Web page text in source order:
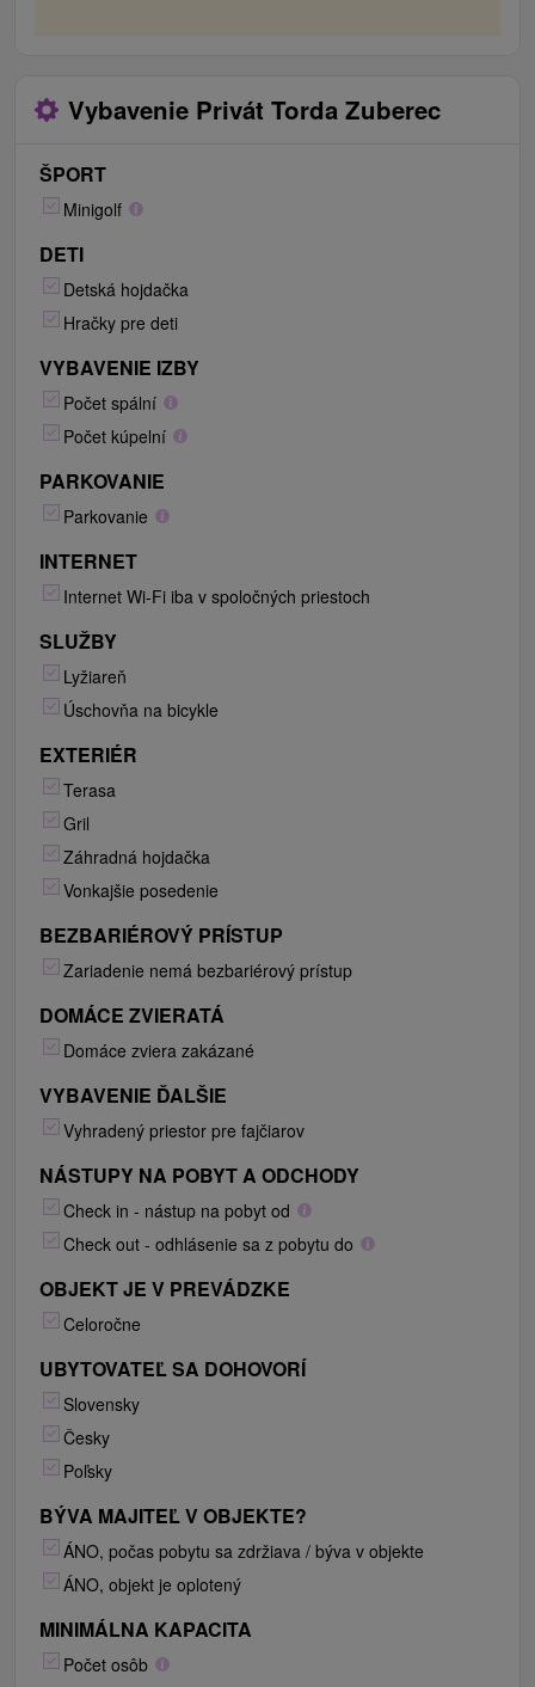
Vybavenie Privát Torda Zuberec
ŠPORT
Minigolf
DETI
Detská hojdačka
Hračky pre deti
VYBAVENIE IZBY
Počet spální
Počet kúpelní
PARKOVANIE
Parkovanie
INTERNET
Internet Wi-Fi iba v spoločných priestoch
SLUŽBY
Lyžiareň
Úschovňa na bicykle
EXTERIÉR
Terasa
Gril
Záhradná hojdačka
Vonkajšie posedenie
BEZBARIÉROVÝ PRÍSTUP
Zariadenie nemá bezbariérový prístup
DOMÁCE ZVIERATÁ
Domáce zviera zakázané
VYBAVENIE ĎALŠIE
Vyhradený priestor pre fajčiarov
NÁSTUPY NA POBYT A ODCHODY
Check in - nástup na pobyt od
Check out - odhlásenie sa z pobytu do
OBJEKT JE V PREVÁDZKE
Celoročne
UBYTOVATEĽ SA DOHOVORÍ
Slovensky
Česky
Poľsky
BÝVA MAJITEĽ V OBJEKTE?
ÁNO, počas pobytu sa zdržiava / býva v objekte
ÁNO, objekt je oplotený
MINIMÁLNA KAPACITA
Počet osôb